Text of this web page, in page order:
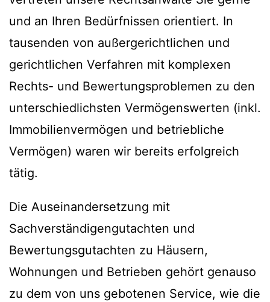
und an Ihren Bedürfnissen orientiert. In
tausenden von außergerichtlichen und
gerichtlichen Verfahren mit komplexen
Rechts- und Bewertungsproblemen zu den
unterschiedlichsten Vermögenswerten (inkl.
Immobilienvermögen und betriebliche
Vermögen) waren wir bereits erfolgreich
tätig.
Die Auseinandersetzung mit
Sachverständigengutachten und
Bewertungsgutachten zu Häusern,
Wohnungen und Betrieben gehört genauso
zu dem von uns gebotenen Service, wie die